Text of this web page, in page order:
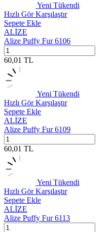
Yeni Tükendi
Hızlı GörKarşılaştır
Sepete Ekle
ALİZE
Alize Puffy Fur 6106
60,01 TL
Yeni Tükendi
Hızlı GörKarşılaştır
Sepete Ekle
ALİZE
Alize Puffy Fur 6109
60,01 TL
Yeni Tükendi
Hızlı GörKarşılaştır
Sepete Ekle
ALİZE
Alize Puffy Fur 6113